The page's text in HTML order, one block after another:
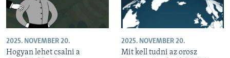
2025. NOVEMBER 20.
Hogyan lehet csalni a
2025. NOVEMBER 20.
Mit kell tudni az orosz